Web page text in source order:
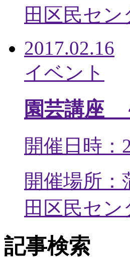
田区民セン
2017.02.16
イベント
園芸講座
開催日時：
開催場所
田区民セン
記事検索